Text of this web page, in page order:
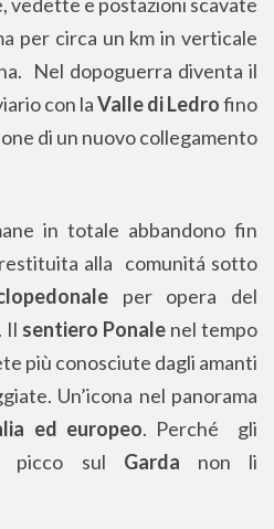
e postazioni scavate
per circa un km in verticale
Nel dopoguerra diventa il
con laValle di Ledrofino
di un nuovo collegamento
in totale abbandono fin
alla comunitá sotto
per opera del
. Il sentiero Ponale nel tempo
più conosciute dagli amanti
Un’icona nel panorama
ed europeo. Perché gli
picco sul Garda non li